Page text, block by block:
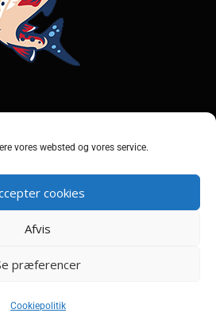
vores websted og vores service.
cookies
Afvis
præferencer
Cookiepolitik
fiskesøer i Danmark, så du kan finde en